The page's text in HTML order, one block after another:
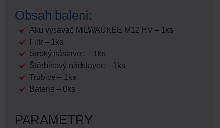
Obsah balení:
Aku vysavač MILWAUKEE M12 HV – 1ks
Filtr – 1ks
Široký nástavec – 1ks
Štěrbinový nádstavec – 1ks
Trubice – 1ks
Baterie – 0ks
PARAMETRY